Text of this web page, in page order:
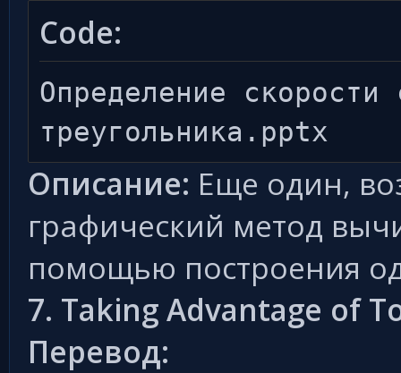
Code:
Определение
треугольника.pptx
Описание: Еще один,
графический метод
помощью построения
7. Taking Advantage of
Перевод: